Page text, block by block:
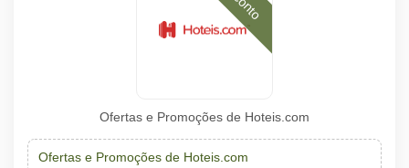
Ofertas e Promoções de Hoteis.com
Ofertas e Promoções de Hoteis.com